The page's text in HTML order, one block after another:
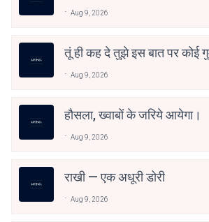
Aug 9, 2026
तूं ही कह दे तुझे इस बात पर कोई
Aug 9, 2026
हौसला, ख्वाबों के जरिये आयेगा।
Aug 9, 2026
राखी — एक अधूरी डोरी
Aug 9, 2026